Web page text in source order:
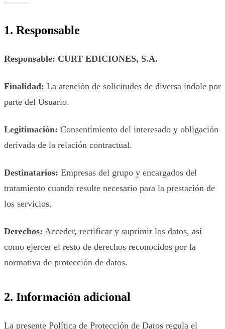
1. Responsable
Responsable: CURT EDICIONES, S.A.
Finalidad: La atención de solicitudes de diversa índole por
parte del Usuario.
Legitimación: Consentimiento del interesado y obligación
derivada de la relación contractual.
Destinatarios: Empresas del grupo y encargados del
tratamiento cuando resulte necesario para la prestación de
los servicios.
Derechos: Acceder, rectificar y suprimir los datos, así
como ejercer el resto de derechos reconocidos por la
normativa de protección de datos.
2. Información adicional
La presente Política de Protección de Datos regula el